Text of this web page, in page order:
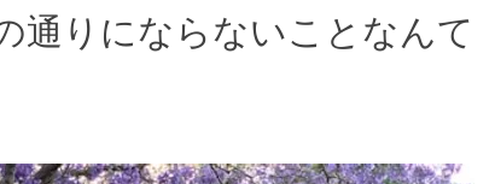
通りにならないことなんて